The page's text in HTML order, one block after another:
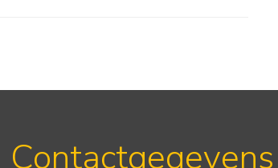
Contactgegevens